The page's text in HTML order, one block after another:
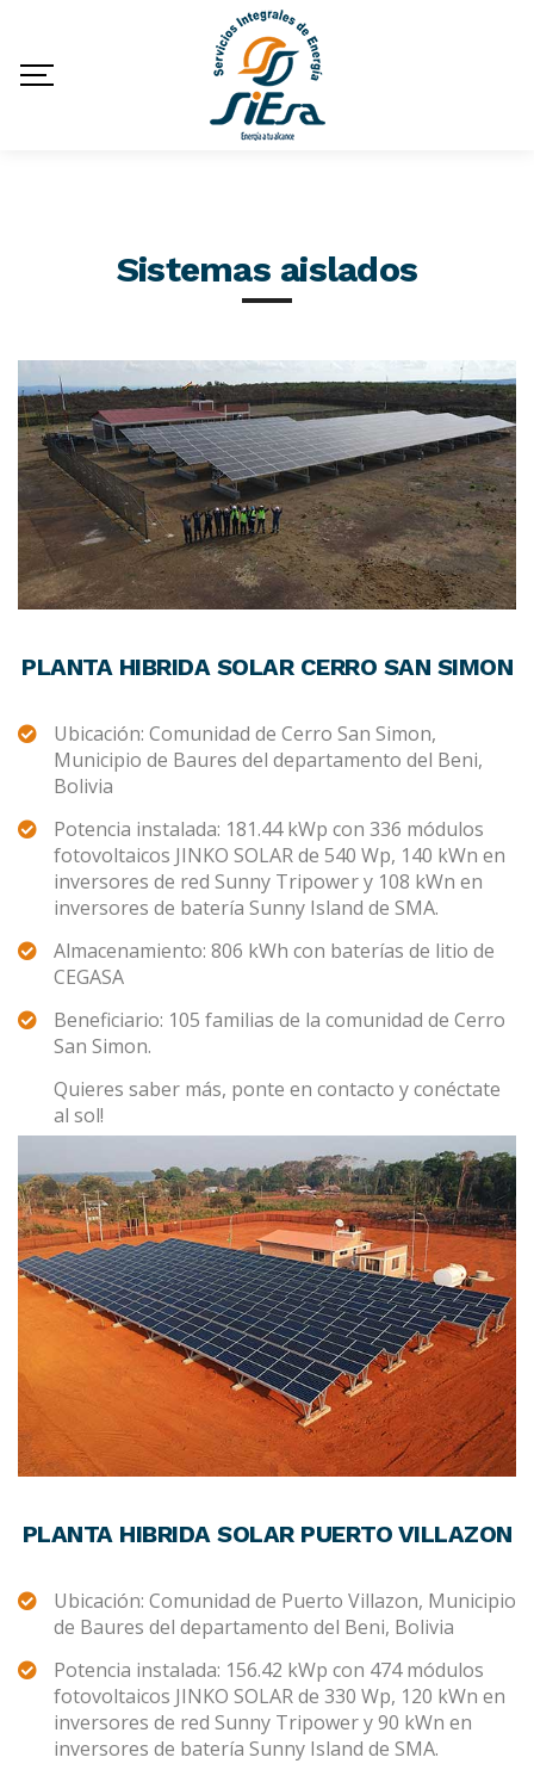
Sistemas aislados
PLANTA HIBRIDA SOLAR CERRO SAN SIMON
Ubicación: Comunidad de Cerro San Simon,
Municipio de Baures del departamento del Beni,
Bolivia
Potencia instalada: 181.44 kWp con 336 módulos
fotovoltaicos JINKO SOLAR de 540 Wp, 140 kWn en
inversores de red Sunny Tripower y 108 kWn en
inversores de batería Sunny Island de SMA.
Almacenamiento: 806 kWh con baterías de litio de
CEGASA
Beneficiario: 105 familias de la comunidad de Cerro
San Simon.
Quieres saber más, ponte en contacto y conéctate
al sol!
PLANTA HIBRIDA SOLAR PUERTO VILLAZON
Ubicación: Comunidad de Puerto Villazon, Municipio
de Baures del departamento del Beni, Bolivia
Potencia instalada: 156.42 kWp con 474 módulos
fotovoltaicos JINKO SOLAR de 330 Wp, 120 kWn en
inversores de red Sunny Tripower y 90 kWn en
inversores de batería Sunny Island de SMA.